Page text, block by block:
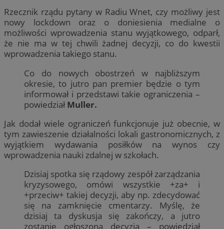
Rzecznik rządu pytany w Radiu Wnet, czy możliwy jest
nowy lockdown oraz o doniesienia medialne o
możliwości wprowadzenia stanu wyjątkowego, odparł,
że nie ma w tej chwili żadnej decyzji, co do kwestii
wprowadzenia takiego stanu.
Co do nowych obostrzeń w najbliższym
okresie, to jutro pan premier będzie o tym
informował i przedstawi takie ograniczenia –
powiedziałMuller.
Jak dodał wiele ograniczeń funkcjonuje już obecnie, w
tym zawieszenie działalności lokali gastronomicznych, z
wyjątkiem wydawania posiłków na wynos czy
wprowadzenia nauki zdalnej w szkołach.
Dzisiaj spotka się rządowy zespół zarządzania
kryzysowego, omówi wszystkie +za+ i
+przeciw+ takiej decyzji, aby np. zdecydować
się na zamknięcie cmentarzy. Myślę, że
dzisiaj ta dyskusja się zakończy, a jutro
zostanie ogłoszona decyzja – powiedział